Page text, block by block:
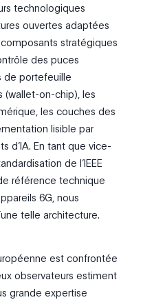
technologiques
ouvertes adaptées
stratégiques
des puces
de portefeuille
(wallet-on-chip), les
les couches des
lisible par
d’IA. En tant que vice-
de l’IEEE
référence technique
6G, nous
telle architecture.
est confrontée
observateurs estiment
grande expertise